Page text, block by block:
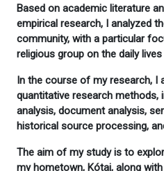
Based on academic literature
empirical research, I analyzed
community, with a particular
religious group on the daily
In the course of my research, I
quantitative research methods,
analysis, document analysis,
historical source processing,
The aim of my study is to
my hometown, Kótaj, along